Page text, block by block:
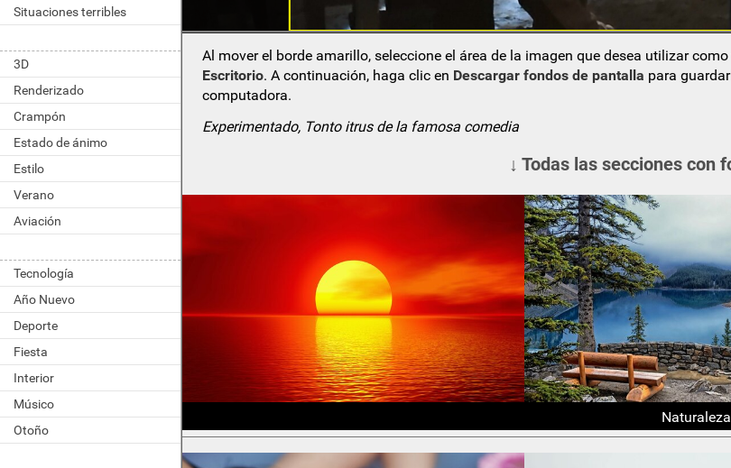
Situaciones terribles
3D
Renderizado
Crampón
Estado de ánimo
Estilo
Verano
Aviación
Tecnología
Año Nuevo
Deporte
Fiesta
Interior
Músico
Otoño
Al mover el borde amarillo, seleccione el área de la imagen que desea utilizar
Escritorio. A continuación, haga clic en Descargar fondos de pantalla para
computadora.
Experimentado, Tonto itrus de la famosa comedia
↓ Todas las secciones con
Naturaleza